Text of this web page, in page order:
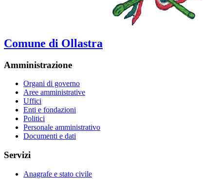
Comune di Ollastra
Amministrazione
Organi di governo
Aree amministrative
Uffici
Enti e fondazioni
Politici
Personale amministrativo
Documenti e dati
Servizi
Anagrafe e stato civile